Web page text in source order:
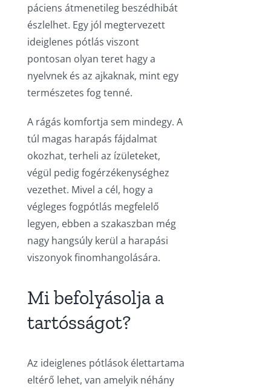
páciens átmenetileg beszédhibát
észlelhet. Egy jól megtervezett
ideiglenes pótlás viszont
pontosan olyan teret hagy a
nyelvnek és az ajkaknak, mint egy
természetes fog tenné.
A rágás komfortja sem mindegy. A
túl magas harapás fájdalmat
okozhat, terheli az ízületeket,
végül pedig fogérzékenységhez
vezethet. Mivel a cél, hogy a
végleges fogpótlás megfelelő
legyen, ebben a szakaszban még
nagy hangsúly kerül a harapási
viszonyok finomhangolására.
Mi befolyásolja a
tartósságot?
Az ideiglenes pótlások élettartama
eltérő lehet, van amelyik néhány